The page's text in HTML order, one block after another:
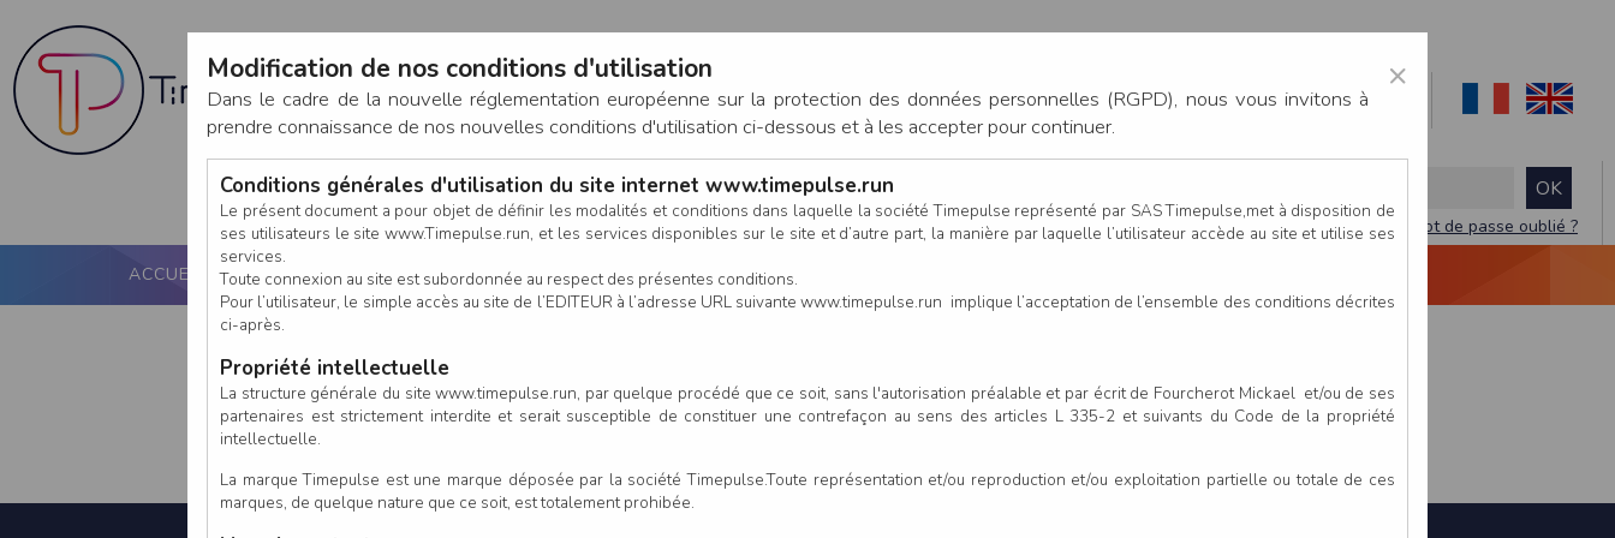
CONNEXION
Mot de passe oublié ?
ACCUEIL PUCE ACTIVE NOS SERVICES CALENDRIER RÉSULTATS
×
Modification de nos conditions d'utilisation
Dans le cadre de la nouvelle réglementation européenne sur la protection des données personnelles (RGPD), nous vous invitons à
prendre connaissance de nos nouvelles conditions d'utilisation ci-dessous et à les accepter pour continuer.
Conditions générales d'utilisation du site internet www.timepulse.run
Le présent document a pour objet de définir les modalités et conditions dans laquelle la société Timepulse représenté par SAS Timepulse,met à disposition de
ses utilisateurs le site www.Timepulse.run, et les services disponibles sur le site et d’autre part, la manière par laquelle l’utilisateur accède au site et utilise ses
services.
Toute connexion au site est subordonnée au respect des présentes conditions.
Pour l’utilisateur, le simple accès au site de l’EDITEUR à l’adresse URL suivante www.timepulse.run implique l’acceptation de l’ensemble des conditions décrites
ci-après.
Propriété intellectuelle
La structure générale du site www.timepulse.run, par quelque procédé que ce soit, sans l'autorisation préalable et par écrit de Fourcherot Mickael et/ou de ses
partenaires est strictement interdite et serait susceptible de constituer une contrefaçon au sens des articles L 335-2 et suivants du Code de la propriété
intellectuelle.
La marque Timepulse est une marque déposée par la société Timepulse.Toute représentation et/ou reproduction et/ou exploitation partielle ou totale de ces
marques, de quelque nature que ce soit, est totalement prohibée.